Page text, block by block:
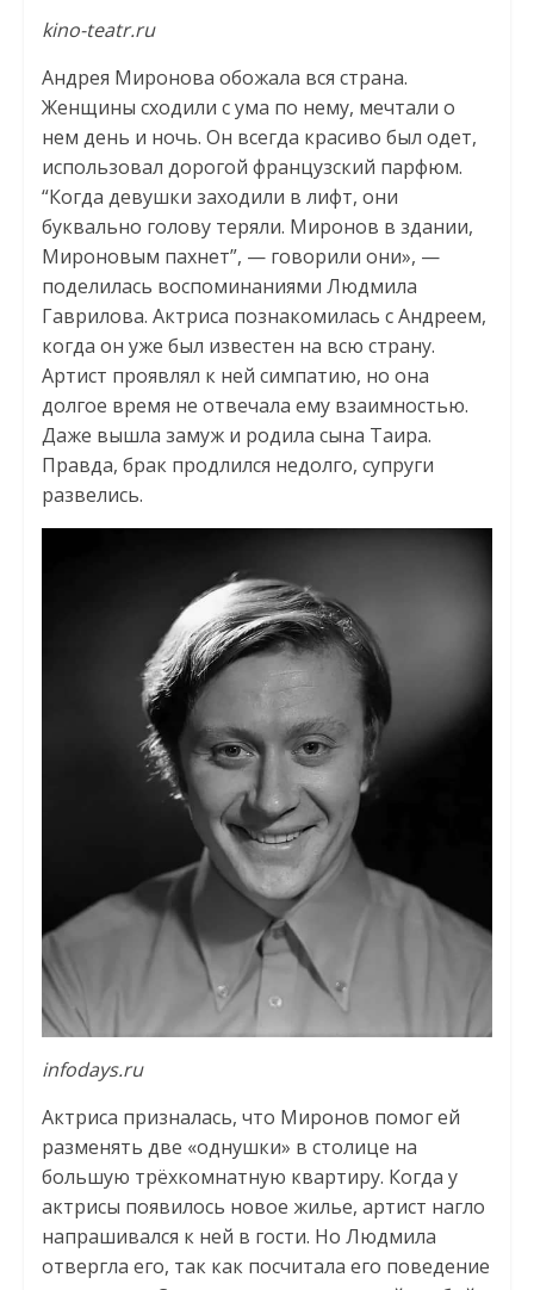
kino-teatr.ru
Андрея Миронова обожала вся страна.
Женщины сходили с ума по нему, мечтали о
нем день и ночь. Он всегда красиво был одет,
использовал дорогой французский парфюм.
“Когда девушки заходили в лифт, они
буквально голову теряли. Миронов в здании,
Мироновым пахнет”, — говорили они», —
поделилась воспоминаниями Людмила
Гаврилова. Актриса познакомилась с Андреем,
когда он уже был известен на всю страну.
Артист проявлял к ней симпатию, но она
долгое время не отвечала ему взаимностью.
Даже вышла замуж и родила сына Таира.
Правда, брак продлился недолго, супруги
развелись.
infodays.ru
Актриса призналась, что Миронов помог ей
разменять две «однушки» в столице на
большую трёхкомнатную квартиру. Когда у
актрисы появилось новое жилье, артист нагло
напрашивался к ней в гости. Но Людмила
отвергла его, так как посчитала его поведение